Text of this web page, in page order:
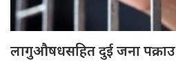
लागुऔषधसहित दुई जना पक्राउ